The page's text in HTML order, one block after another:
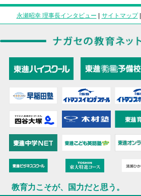
永瀬昭幸 理事長インタビュー | サイトマップ|
教育力こそが、国力だと思う。